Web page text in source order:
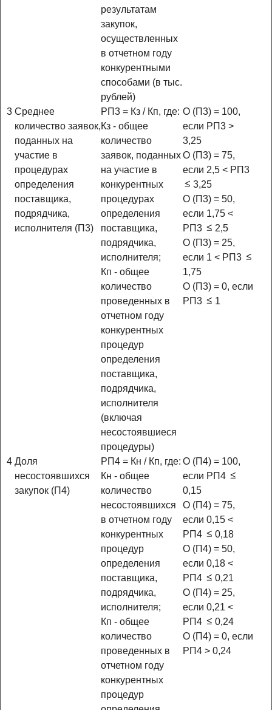
результатам
закупок,
осуществленных
в отчетном году
конкурентными
способами (в тыс.
рублей)
3 Среднее
количество заявок,
поданных на
участие в
процедурах
определения
поставщика,
подрядчика,
исполнителя (П3)
РП3 = Кз / Кп, где: О (П3) = 100,
если РП3 >
3,25
О (П3) = 75,
если 2,5 < РП3
3,25
О (П3) = 50,
если 1,75 <
РП3
2,5
О (П3) = 25,
если 1 < РП3
1,75
О (П3) = 0, если
РП3
1
Кз - общее
количество
заявок, поданных
на участие в
конкурентных
процедурах
определения
поставщика,
подрядчика,
исполнителя;
Кп - общее
количество
проведенных в
отчетном году
конкурентных
процедур
определения
поставщика,
подрядчика,
исполнителя
(включая
несостоявшиеся
процедуры)
4 Доля
несостоявшихся
закупок (П4)
РП4 = Кн / Кп, где: О (П4) = 100,
если РП4
0,15
О (П4) = 75,
если 0,15 <
РП4
0,18
О (П4) = 50,
если 0,18 <
РП4
0,21
О (П4) = 25,
если 0,21 <
РП4
0,24
О (П4) = 0, если
РП4 > 0,24
Кн - общее
количество
несостоявшихся
в отчетном году
конкурентных
процедур
определения
поставщика,
подрядчика,
исполнителя;
Кп - общее
количество
проведенных в
отчетном году
конкурентных
процедур